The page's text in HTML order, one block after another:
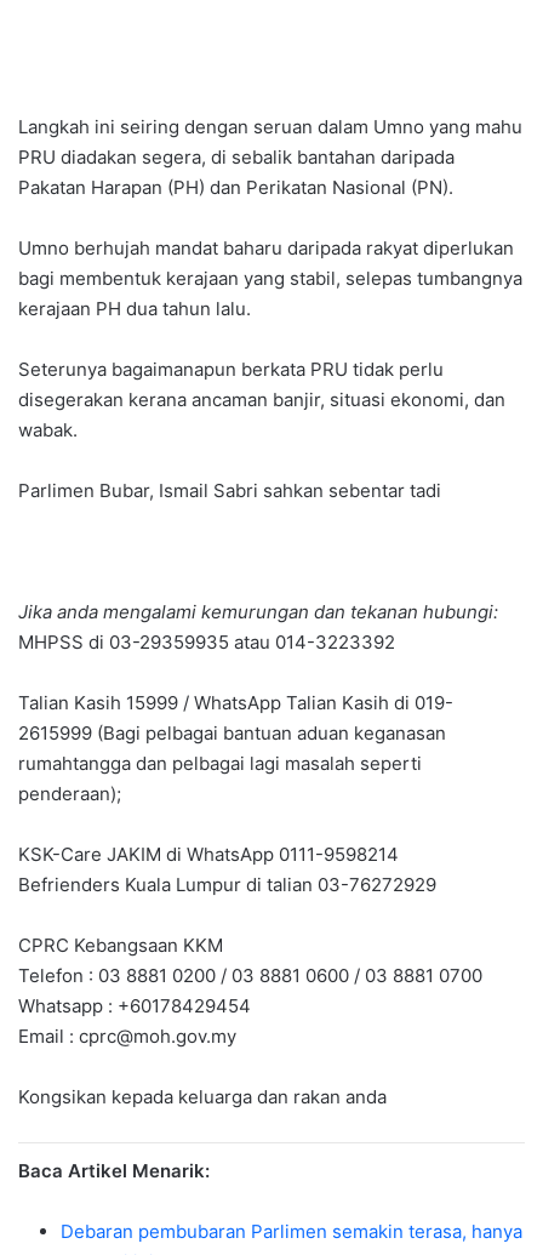
Langkah ini seiring dengan seruan dalam Umno yang mahu
PRU diadakan segera, di sebalik bantahan daripada
Pakatan Harapan (PH) dan Perikatan Nasional (PN).
Umno berhujah mandat baharu daripada rakyat diperlukan
bagi membentuk kerajaan yang stabil, selepas tumbangnya
kerajaan PH dua tahun lalu.
Seterunya bagaimanapun berkata PRU tidak perlu
disegerakan kerana ancaman banjir, situasi ekonomi, dan
wabak.
Parlimen Bubar, Ismail Sabri sahkan sebentar tadi
Jika anda mengalami kemurungan dan tekanan hubungi:
MHPSS di 03-29359935 atau 014-3223392
Talian Kasih 15999 / WhatsApp Talian Kasih di 019-
2615999 (Bagi pelbagai bantuan aduan keganasan
rumahtangga dan pelbagai lagi masalah seperti
penderaan);
KSK-Care JAKIM di WhatsApp 0111-9598214
Befrienders Kuala Lumpur di talian 03-76272929
CPRC Kebangsaan KKM
Telefon : 03 8881 0200 / 03 8881 0600 / 03 8881 0700
Whatsapp : +60178429454
Email : cprc@moh.gov.my
Kongsikan kepada keluarga dan rakan anda
Baca Artikel Menarik:
Debaran pembubaran Parlimen semakin terasa, hanya